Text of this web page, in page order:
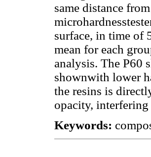
same distance
surface, in time of
mean for each
analysis. The P60
shownwith lower
the resins is
opacity,
Keywords: